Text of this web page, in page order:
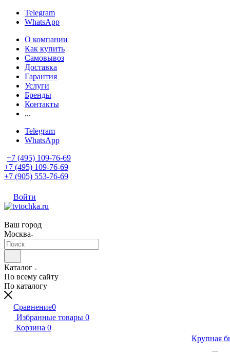
Telegram
WhatsApp
О компании
Как купить
Самовывоз
Доставка
Гарантия
Услуги
Бренды
Контакты
...
Telegram
WhatsApp
+7 (495) 109-76-69
+7 (495) 109-76-69
+7 (905) 553-76-69
Войти
Ваш город
Москва
Каталог
По всему сайту
По каталогу
Сравнение0
Избранные товары 0
Корзина 0
Крупная